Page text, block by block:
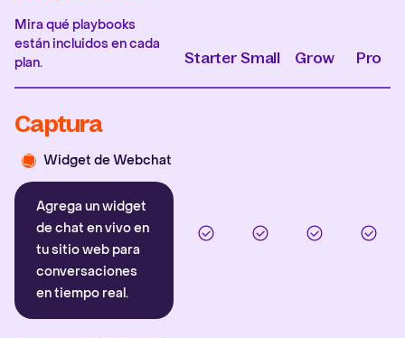
Mira qué playbooks
están incluidos en cada
plan.
Starter Small Grow Pro
Captura
Widget de Webchat
Agrega un widget
de chat en vivo en
tu sitio web para
conversaciones
en tiempo real.